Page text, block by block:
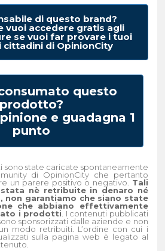
di questo brand?
vuoi accedere gratis agli
se vuoi far provare i tuoi
di OpinionCity
questo
prodotto?
e guadagna 1
punto
sono state caricate spontaneamente
di OpinionCity che pertanto
un parere positivo o negativo. Tali
nè retribuite in denaro né
non garantiamo che siano state
che abbiano effettivamente
i prodotti . I contenuti pubblicati
sponsorizzati dalle aziende e non
modo retribuiti. L’ordine con cui i
sulla pagina web è legato al